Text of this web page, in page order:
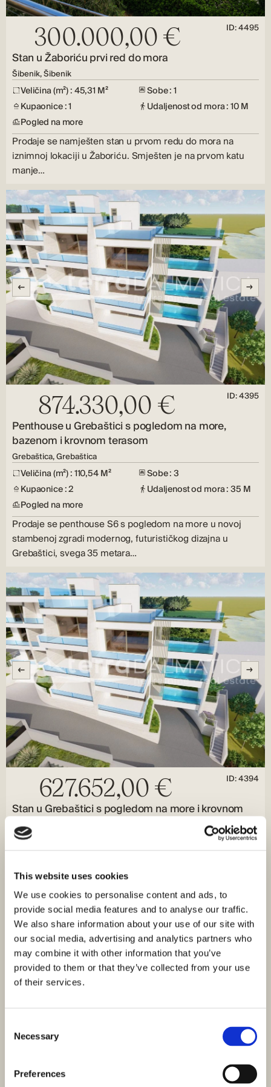
This website uses cookies
We use cookies to personalise content and ads, to
provide social media features and to analyse our traffic.
We also share information about your use of our site with
our social media, advertising and analytics partners who
may combine it with other information that you’ve
provided to them or that they’ve collected from your use
of their services.
Selection
Necessary
Preferences
300.000,00 € ID: 4495
Stan u Žaboriću prvi red do mora
Šibenik, Šibenik
Veličina (m²) : 45,31 M²
Sobe : 1
Kupaonice : 1
Udaljenost od mora : 10 M
Pogled na more
Prodaje se namješten stan u prvom redu do mora na
iznimnoj lokaciji u Žaboriću. Smješten je na prvom katu
manje…
874.330,00 € ID: 4395
Penthouse u Grebaštici s pogledom na more,
bazenom i krovnom terasom
Grebaštica, Grebaštica
Veličina (m²) : 110,54 M²
Sobe : 3
Kupaonice : 2
Udaljenost od mora : 35 M
Pogled na more
Prodaje se penthouse S6 s pogledom na more u novoj
stambenoj zgradi modernog, futurističkog dizajna u
Grebaštici, svega 35 metara…
627.652,00 € ID: 4394
Stan u Grebaštici s pogledom na more i krovnom
terasom
Grebaštica, Grebaštica
Udaljenost od mora : 35 M
Prodaje se stan S5 s pogledom na more u novoj
stambenoj zgradi modernog i futurističkog dizajna u
Grebaštici, smještenoj svega…